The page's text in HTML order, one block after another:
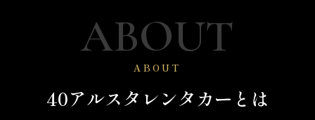
ABOUT
40アルスタレンタカーとは
ABOUT